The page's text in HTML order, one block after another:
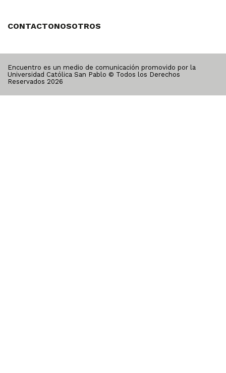
CONTACTONOSOTROS
Encuentro es un medio de comunicación promovido por la
Universidad Católica San Pablo © Todos los Derechos
Reservados 2026